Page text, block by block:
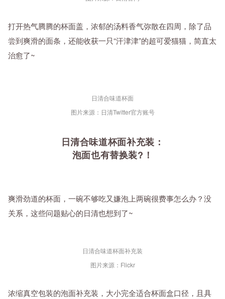
打开热气腾腾的杯面盖，浓郁的汤料香气弥散在四周，除了品
尝到爽滑的面条，还能收获一只“汗津津”的超可爱猫猫，简直太
治愈了~
日清合味道杯面
图片来源：日清Twitter官方账号
日清合味道杯面补充装：
泡面也有替换装?！
爽滑劲道的杯面，一碗不够吃又嫌泡上两碗很费事怎么办？没
关系，这些问题贴心的日清也想到了~
日清合味道杯面补充装
图片来源：Flickr
浓缩真空包装的泡面补充装，大小完全适合杯面盒口径，且具